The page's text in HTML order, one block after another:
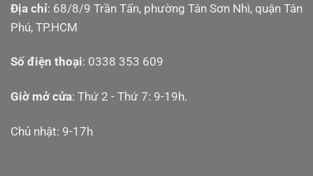
Địa chỉ: 68/8/9 Trần Tấn, phường Tân Sơn Nhì, quận Tân
Phú, TP.HCM
Số điện thoại: 0338 353 609
Giờ mở cửa: Thứ 2 - Thứ 7: 9-19h.
Chủ nhật: 9-17h